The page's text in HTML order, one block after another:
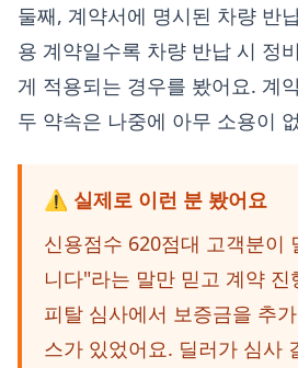
둘째, 계약서에 명시된 차량 반
용 계약일수록 차량 반납 시 정
게 적용되는 경우를 봤어요. 계
두 약속은 나중에 아무 소용이
⚠️ 실제로 이런 분 봤어요
신용점수 620점대 고객분이
니다"라는 말만 믿고 계약 진
피탈 심사에서 보증금을 추
스가 있었어요. 딜러가 심사